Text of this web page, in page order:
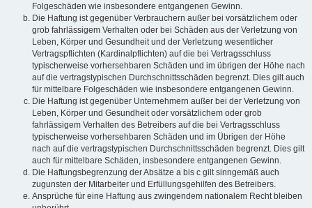
Folgeschäden wie insbesondere entgangenen Gewinn.
Die Haftung ist gegenüber Verbrauchern außer bei vorsätzlichem oder
grob fahrlässigem Verhalten oder bei Schäden aus der Verletzung von
Leben, Körper und Gesundheit und der Verletzung wesentlicher
Vertragspflichten (Kardinalpflichten) auf die bei Vertragsschluss
typischerweise vorhersehbaren Schäden und im übrigen der Höhe nach
auf die vertragstypischen Durchschnittsschäden begrenzt. Dies gilt auch
für mittelbare Folgeschäden wie insbesondere entgangenen Gewinn.
Die Haftung ist gegenüber Unternehmern außer bei der Verletzung von
Leben, Körper und Gesundheit oder vorsätzlichem oder grob
fahrlässigem Verhalten des Betreibers auf die bei Vertragsschluss
typischerweise vorhersehbaren Schäden und im Übrigen der Höhe
nach auf die vertragstypischen Durchschnittsschäden begrenzt. Dies gilt
auch für mittelbare Schäden, insbesondere entgangenen Gewinn.
Die Haftungsbegrenzung der Absätze a bis c gilt sinngemäß auch
zugunsten der Mitarbeiter und Erfüllungsgehilfen des Betreibers.
Ansprüche für eine Haftung aus zwingendem nationalem Recht bleiben